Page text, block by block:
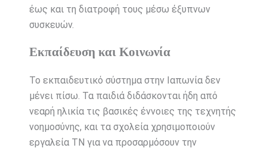
έως και τη διατροφή τους μέσω έξυπνων
συσκευών.
Εκπαίδευση και Κοινωνία
Το εκπαιδευτικό σύστημα στην Ιαπωνία δεν
μένει πίσω. Τα παιδιά διδάσκονται ήδη από
νεαρή ηλικία τις βασικές έννοιες της τεχνητής
νοημοσύνης, και τα σχολεία χρησιμοποιούν
εργαλεία ΤΝ για να προσαρμόσουν την